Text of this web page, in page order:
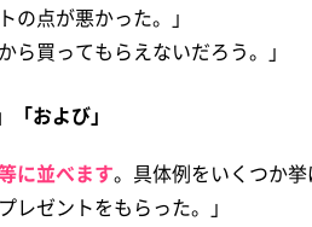
の点が悪かった。」
ら買ってもらえないだろう。」
および」
に並べます。具体例をいくつか挙
レゼントをもらった。」